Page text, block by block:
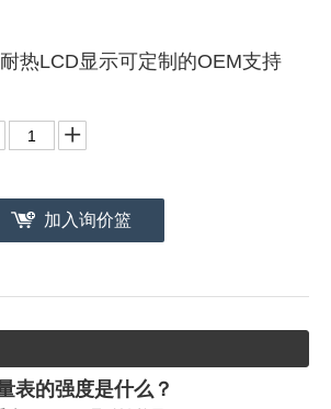
热LCD显示可定制的OEM支持
加入询价篮
表的强度是什么？